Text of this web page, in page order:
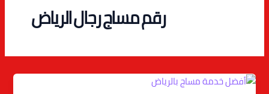
رقم مساج رجال الرياض